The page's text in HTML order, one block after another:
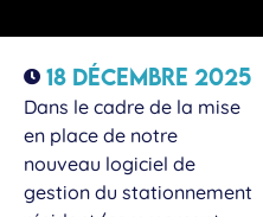
18 décembre 2025
Dans le cadre de la mise
en place de notre
nouveau logiciel de
gestion du stationnement